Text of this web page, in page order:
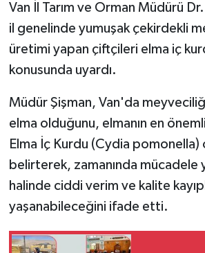
Van İl Tarım ve Orman Müdürü
il genelinde yumuşak çekirdekli
üretimi yapan çiftçileri elma iç
konusunda uyardı.
Müdür Şişman, Van'da
elma olduğunu, elmanın en önemli
Elma İç Kurdu (Cydia pomonella)
belirterek, zamanında mücadele
halinde ciddi verim ve kalite
yaşanabileceğini ifade etti.